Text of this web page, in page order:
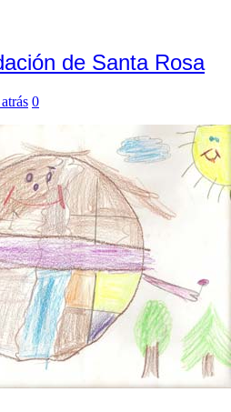
de Santa Rosa
0